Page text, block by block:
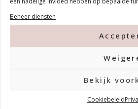
Beheer diensten
Bekijk
Cookiebeleid